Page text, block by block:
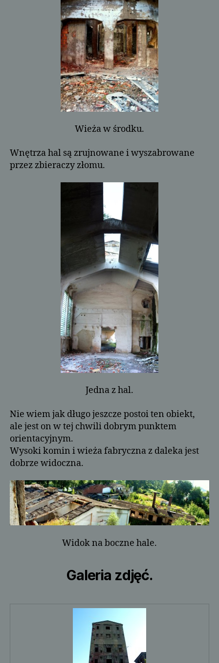
Wieża w środku.
Wnętrza hal są zrujnowane i wyszabrowane
przez zbieraczy złomu.
Jedna z hal.
Nie wiem jak długo jeszcze postoi ten obiekt,
ale jest on w tej chwili dobrym punktem
orientacyjnym.
Wysoki komin i wieża fabryczna z daleka jest
dobrze widoczna.
Widok na boczne hale.
Galeria zdjęć.